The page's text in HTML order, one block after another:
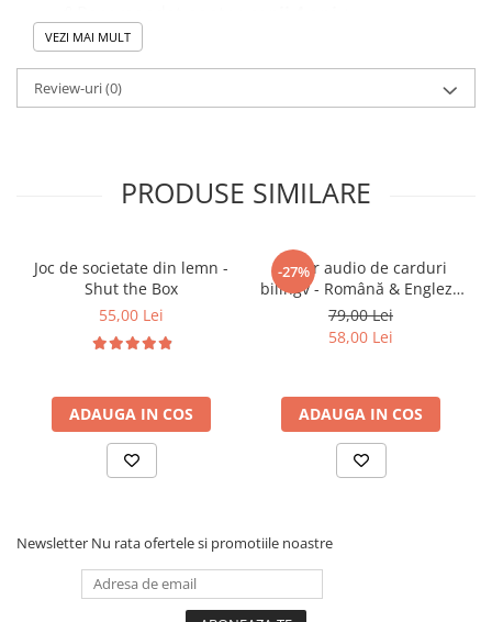
🛡️ Materiale sigure și durabile, adaptate copiilor
🎓 Beneficii pentru copil
mână-ochi
Stimulează imaginația și expresivitatea
👀Încurajează atenția la detalii și
concentrarea
Oferă o activitate educativă captivantă
Promovează joaca creativă în familie sau
🎯 Ideal pentru
✔ Dezvoltarea abilităților artistice și practice
✔ Cadouri pentru aniversări sau momente speciale
VEZI MAI MULT
Review-uri(0)
PRODUSE SIMILARE
Joc de societate din lemn -
Shut the Box
55,00 Lei
ADAUGA IN COS
-27%
Cititor audio de carduri
bilingv - Română & Engleză
Albastru (224 carduri / 448
cuvinte)
79,00 Lei
58,00 Lei
ADAUGA IN COS
Newsletter Nu rata ofertele si promotiile noastre